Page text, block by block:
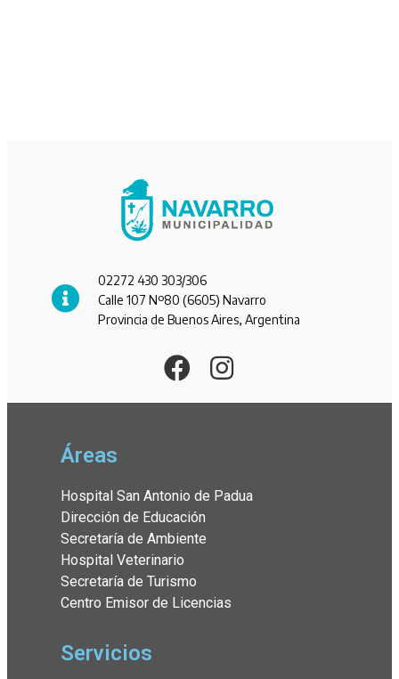
02272 430 303/306
Calle 107 Nº80 (6605) Navarro
Provincia de Buenos Aires, Argentina
Áreas
Hospital San Antonio de Padua
Dirección de Educación
Secretaría de Ambiente
Hospital Veterinario
Secretaría de Turismo
Centro Emisor de Licencias
Servicios